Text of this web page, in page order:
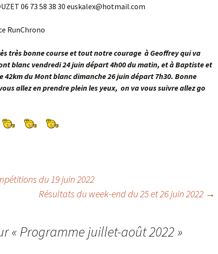
06 73 58 38 30 euskalex@hotmail.com
RunChrono
très bonne course et tout notre courage à Geoffrey qui va
blanc vendredi 24 juin départ 4h00 du matin, et à Baptiste et
du Mont blanc dimanche 26 juin départ 7h30. Bonne
allez en prendre plein les yeux, on va vous suivre allez go
du 19 juin 2022
Résultats du week-end du 25 et 26 juin 2022 →
« Programme juillet-août 2022»